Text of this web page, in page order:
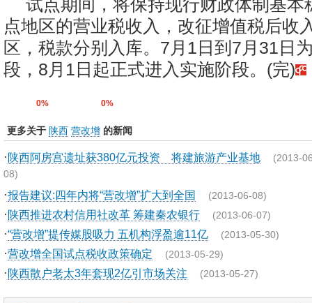
试点期间，将保持现行财政体制基本
点地区的营业税收入，改征增值税后收
区，税款分别入库。7月1日到7月31日
段，8月1日起正式进入实施阶段。(完)
0% 0%
更多关于 陕西 营改增 的新闻
·陕西阿房宫遗址获380亿元投资 将建旅游产业基地 (2013-
08)
·报告建议:四年内将“营改增”扩大到全国 (2013-06-08)
·陕西推进农村信用社改革 筹建秦农银行 (2013-06-07)
·“营改增”提传媒股吸力 五机构浮盈逾11亿 (2013-05-30)
·营改增全国试点税收政策确定 (2013-05-29)
·陕西散户老太3年套现2亿引市场关注 (2013-05-27)